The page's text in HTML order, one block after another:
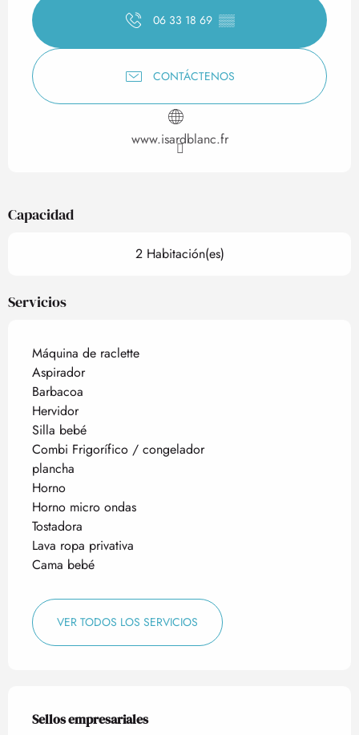
06 33 18 69 ▒▒
CONTÁCTENOS
www.isardblanc.fr
Capacidad
2 Habitación(es)
Servicios
Máquina de raclette
Aspirador
Barbacoa
Hervidor
Silla bebé
Combi Frigorífico / congelador
plancha
Horno
Horno micro ondas
Tostadora
Lava ropa privativa
Cama bebé
VER TODOS LOS SERVICIOS
Oferta de prestaciones
Sellos empresariales
Sellos empresariales